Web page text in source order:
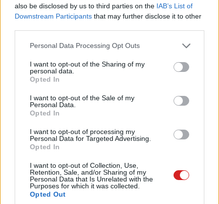
also be disclosed by us to third parties on the IAB’s List of
Downstream Participants that may further disclose it to other
Please note that this website/app uses one or more Google
not limited to your visit or usage behaviour. You may click to
grant or deny consent to Google and its third-party tags to
use your data for below specified purposes in below Google
consent section.
Personal Data Processing Opt Outs
I want to opt-out of the Sharing of my
personal data.
Opted In
I want to opt-out of the Sale of my
Personal Data.
Opted In
I want to opt-out of processing my
Personal Data for Targeted Advertising.
Opted In
I want to opt-out of Collection, Use,
Retention, Sale, and/or Sharing of my
Personal Data that Is Unrelated with the
Purposes for which it was collected.
Opted Out
Vészhelyzet
A Galaxy S6 és Galaxy S6 edge is képesek vészhelyzet
esetén segélykérést küldeni, ehhez pedig csak